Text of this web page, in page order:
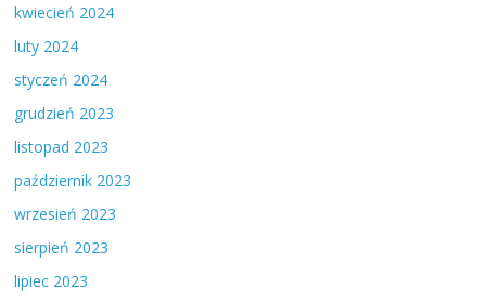
kwiecień 2024
luty 2024
styczeń 2024
grudzień 2023
listopad 2023
październik 2023
wrzesień 2023
sierpień 2023
lipiec 2023